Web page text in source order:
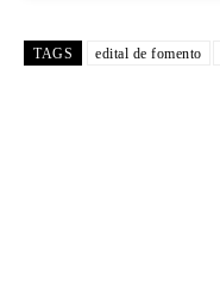
TAGS edital de fomento